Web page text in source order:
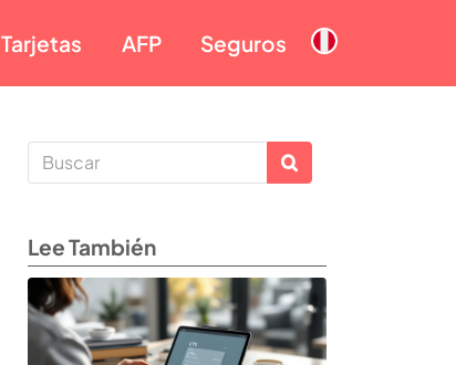
Tarjetas AFP Seguros
Lee También